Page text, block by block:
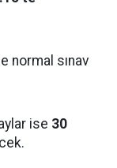
normal sınav
ise 30